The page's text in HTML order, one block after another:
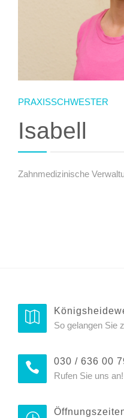
PRAXISSCHWESTER
Isabell
Zahnmedizinische
So gelangen Sie
030 / 636 00
Rufen Sie uns an!